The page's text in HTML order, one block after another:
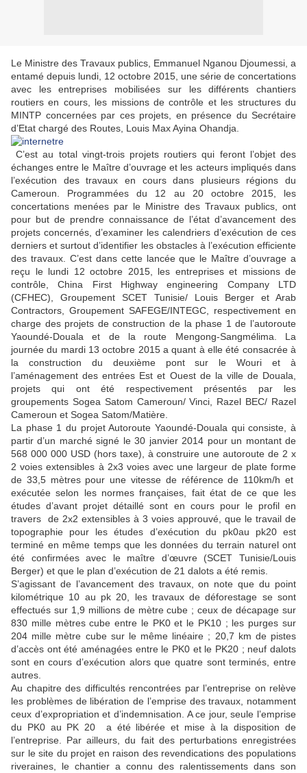
Le Ministre des Travaux publics, Emmanuel Nganou Djoumessi, a
entamé depuis lundi, 12 octobre 2015, une série de concertations
avec les entreprises mobilisées sur les différents chantiers
routiers en cours, les missions de contrôle et les structures du
MINTP concernées par ces projets, en présence du Secrétaire
d’Etat chargé des Routes, Louis Max Ayina Ohandja.
C’est au total vingt-trois projets routiers qui feront l’objet des
échanges entre le Maître d’ouvrage et les acteurs impliqués dans
l’exécution des travaux en cours dans plusieurs régions du
Cameroun. Programmées du 12 au 20 octobre 2015, les
concertations menées par le Ministre des Travaux publics, ont
pour but de prendre connaissance de l’état d’avancement des
projets concernés, d’examiner les calendriers d’exécution de ces
derniers et surtout d’identifier les obstacles à l’exécution efficiente
des travaux. C’est dans cette lancée que le Maître d’ouvrage a
reçu le lundi 12 octobre 2015, les entreprises et missions de
contrôle, China First Highway engineering Company LTD
(CFHEC), Groupement SCET Tunisie/ Louis Berger et Arab
Contractors, Groupement SAFEGE/INTEGC, respectivement en
charge des projets de construction de la phase 1 de l’autoroute
Yaoundé-Douala et de la route Mengong-Sangmélima. La
journée du mardi 13 octobre 2015 a quant à elle été consacrée à
la construction du deuxième pont sur le Wouri et à
l’aménagement des entrées Est et Ouest de la ville de Douala,
projets qui ont été respectivement présentés par les
groupements Sogea Satom Cameroun/ Vinci, Razel BEC/ Razel
Cameroun et Sogea Satom/Matière.
La phase 1 du projet Autoroute Yaoundé-Douala qui consiste, à
partir d’un marché signé le 30 janvier 2014 pour un montant de
568 000 000 USD (hors taxe), à construire une autoroute de 2 x
2 voies extensibles à 2x3 voies avec une largeur de plate forme
de 33,5 mètres pour une vitesse de référence de 110km/h et
exécutée selon les normes françaises, fait état de ce que les
études d’avant projet détaillé sont en cours pour le profil en
travers de 2x2 extensibles à 3 voies approuvé, que le travail de
topographie pour les études d’exécution du pk0au pk20 est
terminé en même temps que les données du terrain naturel ont
été confirmées avec le maître d’œuvre (SCET Tunisie/Louis
Berger) et que le plan d’exécution de 21 dalots a été remis.
S’agissant de l’avancement des travaux, on note que du point
kilométrique 10 au pk 20, les travaux de déforestage se sont
effectués sur 1,9 millions de mètre cube ; ceux de décapage sur
830 mille mètres cube entre le PK0 et le PK10 ; les purges sur
204 mille mètre cube sur le même linéaire ; 20,7 km de pistes
d’accès ont été aménagées entre le PK0 et le PK20 ; neuf dalots
sont en cours d’exécution alors que quatre sont terminés, entre
autres.
Au chapitre des difficultés rencontrées par l’entreprise on relève
les problèmes de libération de l’emprise des travaux, notamment
ceux d’expropriation et d’indemnisation. A ce jour, seule l’emprise
du PK0 au PK 20 a été libérée et mise à la disposition de
l’entreprise. Par ailleurs, du fait des perturbations enregistrées
sur le site du projet en raison des revendications des populations
riveraines, le chantier a connu des ralentissements dans son